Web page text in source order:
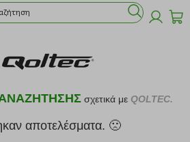
σχετικά με QOLTEC.
αποτελέσματα. 🙁